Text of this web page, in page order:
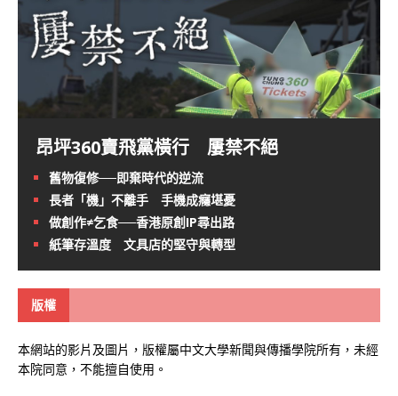
昂坪360賣飛黨橫行 屢禁不絕
舊物復修──即棄時代的逆流
長者「機」不離手 手機成癮堪憂
做創作≠乞食──香港原創IP尋出路
紙筆存溫度 文具店的堅守與轉型
版權
本網站的影片及圖片，版權屬中文大學新聞與傳播學院所有，未經
本院同意，不能擅自使用。